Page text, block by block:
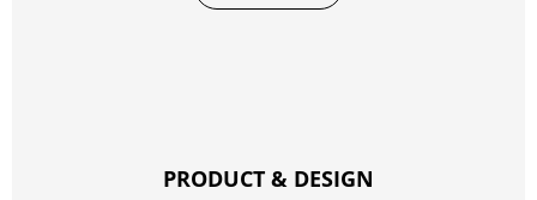
PRODUCT & DESIGN